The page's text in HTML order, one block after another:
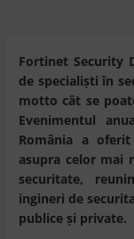
Fortinet Security
de specialiști în
motto cât se
Evenimentul
România a
asupra celor mai
securitate,
ingineri de
publice și private.